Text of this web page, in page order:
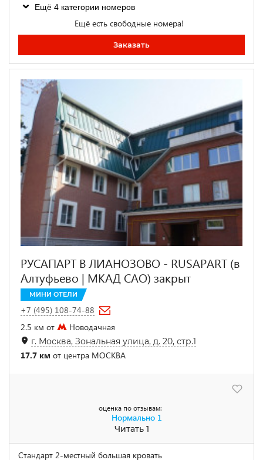
Ещё 4 категории номеров
Ещё есть свободные номера!
Заказать
РУСАПАРТ В ЛИАНОЗОВО - RUSAPART (в
Алтуфьево | МКАД САО) закрыт
МИНИ ОТЕЛИ
+7 (495) 108-74-88
2.5 км от
Новодачная
г. Москва, Зональная улица, д. 20, стр.1
17.7 км от центра МОСКВА
оценка по отзывам:
Нормально 1
Читать 1
Стандарт 2-местный большая кровать